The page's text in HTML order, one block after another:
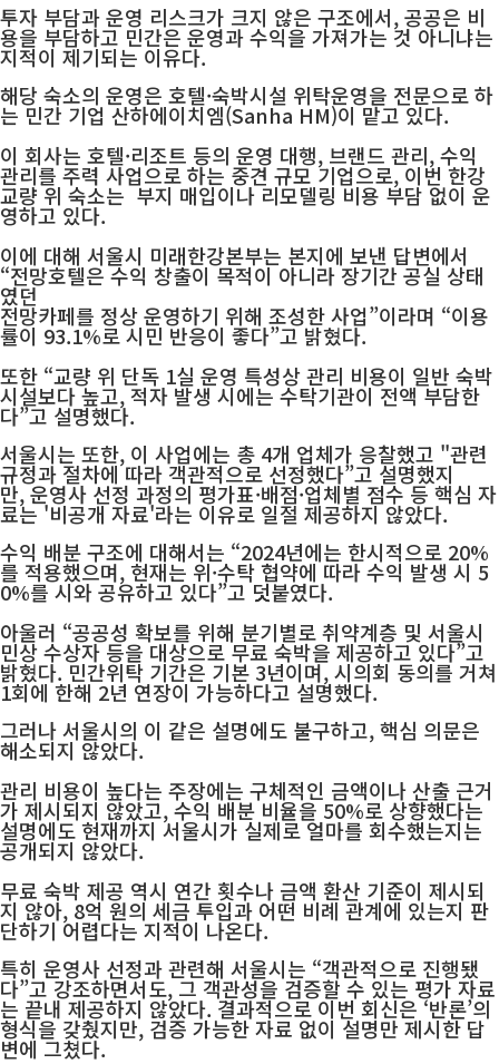
투자 부담과 운영 리스크가 크지 않은 구조에서,공공은 비
용을 부담하고 민간은 운영과 수익을 가져가는 것 아니냐는
지적이 제기되는 이유다.
해당 숙소의 운영은 호텔·숙박시설 위탁운영을 전문으로 하
는 민간 기업 산하에이치엠(Sanha HM)이 맡고 있다.
이 회사는 호텔·리조트 등의 운영 대행, 브랜드 관리, 수익
관리를 주력 사업으로 하는 중견 규모 기업으로,이번 한강
교량 위 숙소는 부지 매입이나 리모델링 비용 부담 없이 운
영하고 있다.
이에 대해 서울시 미래한강본부는 본지에 보낸 답변에서
“전망호텔은 수익 창출이 목적이 아니라 장기간 공실 상태
였던
전망카페를 정상 운영하기 위해 조성한 사업”이라며 “이용
률이 93.1%로 시민 반응이 좋다”고 밝혔다.
또한 “교량 위 단독 1실 운영 특성상 관리 비용이 일반 숙박
시설보다 높고,적자 발생 시에는 수탁기관이 전액 부담한
다”고 설명했다.
서울시는 또한, 이 사업에는 총 4개 업체가 응찰했고 "관련
규정과 절차에 따라 객관적으로 선정했다”고 설명했지
만,운영사 선정 과정의 평가표·배점·업체별 점수 등 핵심 자
료는 '비공개 자료'라는 이유로 일절 제공하지 않았다.
수익 배분 구조에 대해서는 “2024년에는 한시적으로 20%
를 적용했으며, 현재는 위·수탁 협약에 따라 수익 발생 시 5
0%를 시와 공유하고 있다”고 덧붙였다.
아울러 “공공성 확보를 위해 분기별로 취약계층 및 서울시
민상 수상자 등을 대상으로 무료 숙박을 제공하고 있다”고
밝혔다. 민간위탁 기간은 기본 3년이며, 시의회 동의를 거쳐
1회에 한해 2년 연장이 가능하다고 설명했다.
그러나 서울시의 이 같은 설명에도 불구하고, 핵심 의문은
해소되지 않았다.
관리 비용이 높다는 주장에는 구체적인 금액이나 산출 근거
가 제시되지 않았고, 수익 배분 비율을 50%로 상향했다는
설명에도 현재까지 서울시가 실제로 얼마를 회수했는지는
공개되지 않았다.
무료 숙박 제공 역시 연간 횟수나 금액 환산 기준이 제시되
지 않아, 8억 원의 세금 투입과 어떤 비례 관계에 있는지 판
단하기 어렵다는 지적이 나온다.
특히 운영사 선정과 관련해 서울시는 “객관적으로 진행됐
다”고 강조하면서도, 그 객관성을 검증할 수 있는 평가 자료
는 끝내 제공하지 않았다. 결과적으로 이번 회신은 ‘반론’의
형식을 갖췄지만, 검증 가능한 자료 없이 설명만 제시한 답
변에 그쳤다.